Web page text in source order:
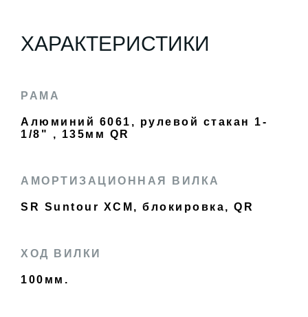
ХАРАКТЕРИСТИКИ
РАМА
Алюминий 6061, рулевой стакан 1-
1/8" , 135мм QR
АМОРТИЗАЦИОННАЯ ВИЛКА
SR Suntour XCM, блокировка, QR
ХОД ВИЛКИ
100мм.